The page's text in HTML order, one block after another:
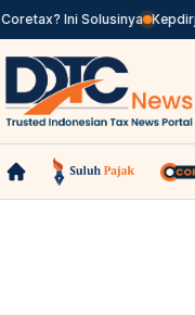
Ini Solusinya